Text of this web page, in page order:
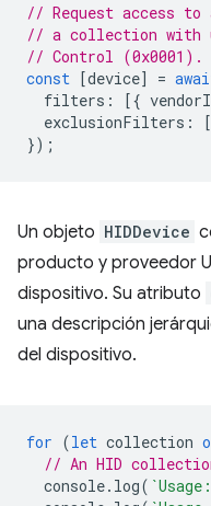
// Request access to
// a collection with
// Control (0x0001).
const [device] =
filters : [{
exclusionFilters :
});
Un objeto HIDDevice
producto y proveedor
dispositivo. Su atributo
una descripción
del dispositivo.
for (let collection
// An HID
console. log( `Usage: